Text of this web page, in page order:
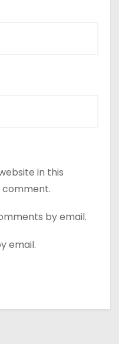
in this
by email.
email.